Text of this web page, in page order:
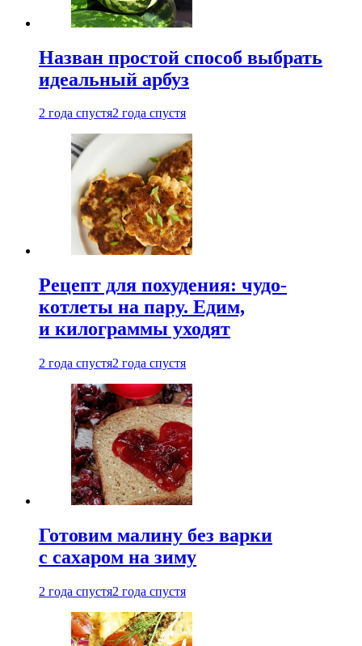
Назван простой способ выбрать
идеальный арбуз
2 года спустя2 года спустя
Рецепт для похудения: чудо-
котлеты на пару. Едим,
и килограммы уходят
2 года спустя2 года спустя
Готовим малину без варки
с сахаром на зиму
2 года спустя2 года спустя